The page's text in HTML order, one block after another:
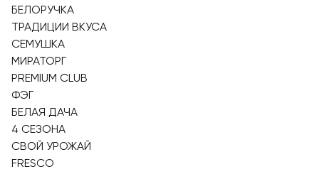
БЕЛОРУЧКА
ТРАДИЦИИ ВКУСА
СЕМУШКА
МИРАТОРГ
PREMIUM CLUB
ФЭГ
БЕЛАЯ ДАЧА
4 СЕЗОНА
СВОЙ УРОЖАЙ
FRESCO